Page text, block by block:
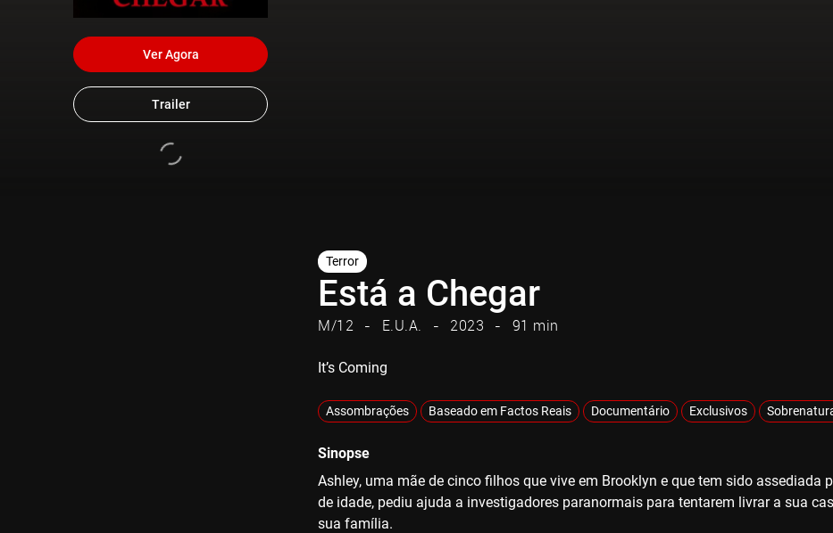
Ver Agora
Trailer
Terror
Está a Chegar
M/12 E.U.A. 2023 91 min
It’s Coming
Assombrações Baseado em Factos Reais Documentário Exclusivos
Sinopse
Ashley, uma mãe de cinco filhos que vive em Brooklyn e que tem sido assediada
de idade, pediu ajuda a investigadores paranormais para tentarem livrar a sua
sua família.